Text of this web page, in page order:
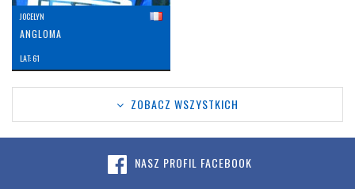
JOCELYN
ANGLOMA
LAT: 61
ZOBACZ WSZYSTKICH
NASZ PROFIL FACEBOOK